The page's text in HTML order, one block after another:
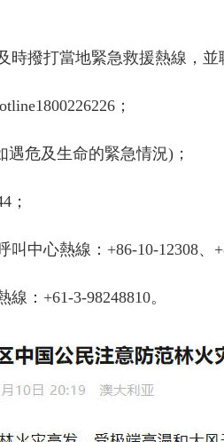
撥打當地緊急救援熱線，並
；
危及生命的緊急情況)；
；
中心熱線：+86-10-12308、
：+61-3-98248810。